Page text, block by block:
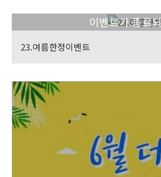
이벤트가 종료
23.여름한정이벤트